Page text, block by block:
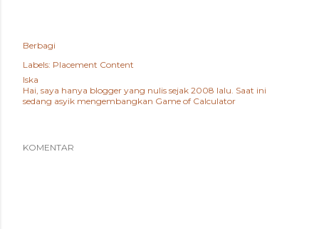
Berbagi
Labels: Placement Content
Iska
Hai, saya hanya blogger yang nulis sejak 2008 lalu. Saat ini
sedang asyik mengembangkan Game of Calculator
KOMENTAR